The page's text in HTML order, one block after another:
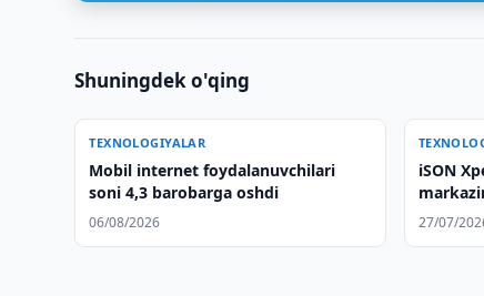
Shuningdek o'qing
TEXNOLOGIYALAR
Mobil internet foydalanuvchilari
soni 4,3 barobarga oshdi
06/08/2026
iSON
27/07/